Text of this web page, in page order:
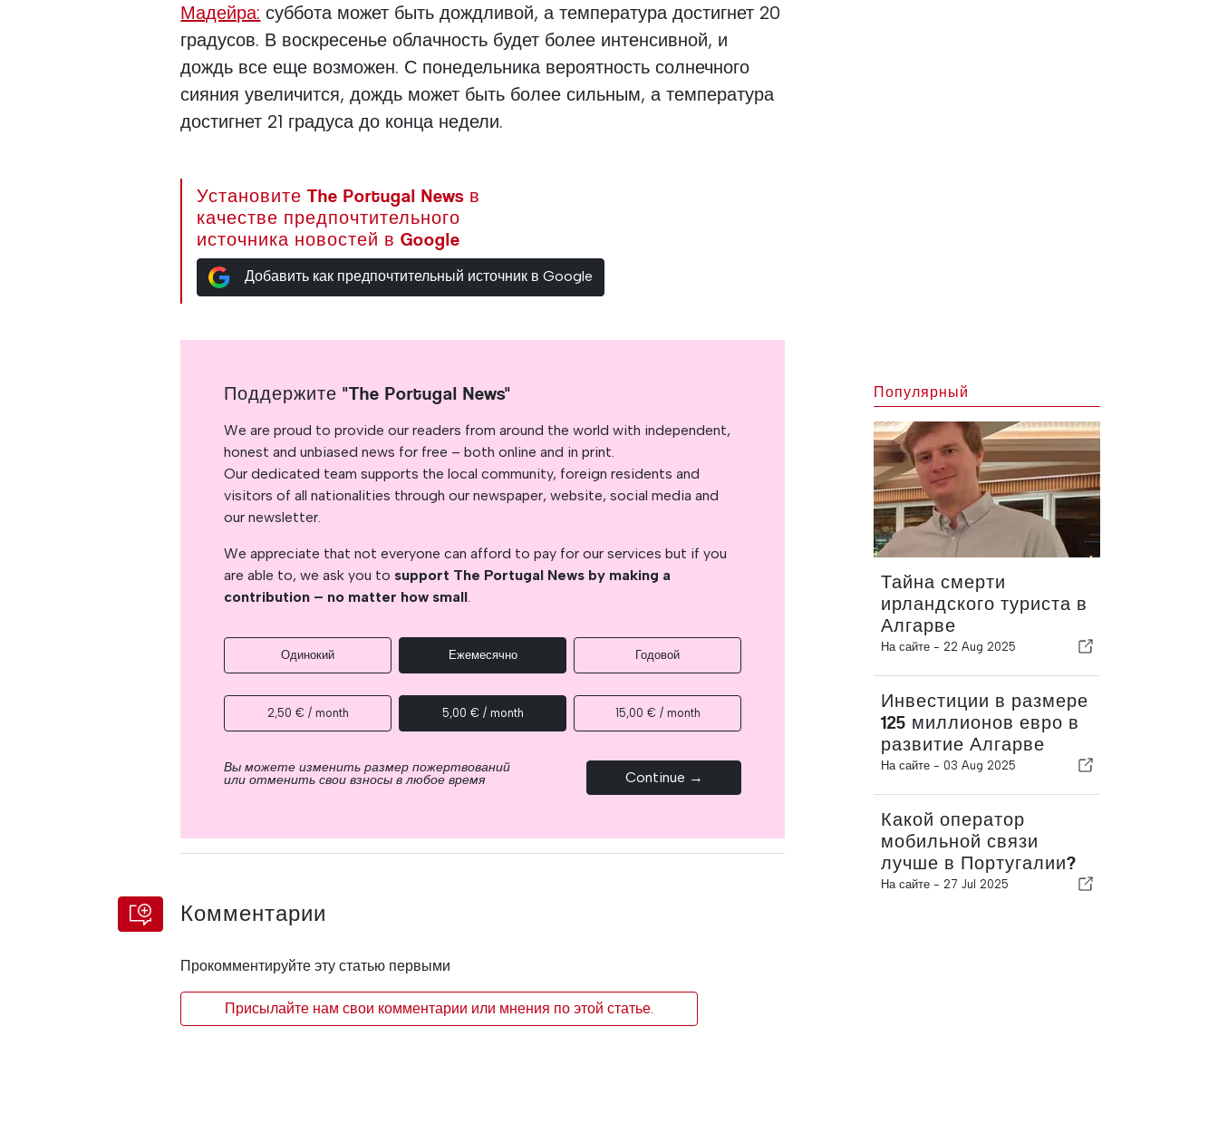
Мадейра: суббота может быть дождливой, а температура достигнет 20
градусов. В воскресенье облачность будет более интенсивной, и
дождь все еще возможен. С понедельника вероятность солнечного
сияния увеличится, дождь может быть более сильным, а температура
достигнет 21 градуса до конца недели.
Установите The Portugal News в
качестве предпочтительного
источника новостей в Google
Добавить как предпочтительный источник в Google
Поддержите "The Portugal News"
We are proud to provide our readers from around the world with independent,
honest and unbiased news for free – both online and in print.
Our dedicated team supports the local community, foreign residents and
visitors of all nationalities through our newspaper, website, social media and
our newsletter.
We appreciate that not everyone can afford to pay for our services but if you
are able to, we ask you to support The Portugal News by making a
contribution – no matter how small.
Одинокий Ежемесячно Годовой
2,50 € / month 5,00 € / month 15,00 € / month
Вы можете изменить размер пожертвований
или отменить свои взносы в любое время Continue →
Комментарии
Прокомментируйте эту статью первыми
Присылайте нам свои комментарии или мнения по этой статье.
Популярный
Тайна смерти
ирландского туриста в
Алгарве
На сайте - 22 Aug 2025
Инвестиции в размере
125 миллионов евро в
развитие Алгарве
На сайте - 03 Aug 2025
Какой оператор
мобильной связи
лучше в Португалии?
На сайте - 27 Jul 2025